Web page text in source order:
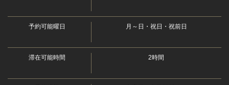
・果実酒
／山ざし酒ソーダ／ライチ酒（ロック）／ライチ酒サワー
・レモンサワー／グレープフルーツサワー／バナナサワー／白桃サ
予約可能曜日 月～日・祝日・祝前日
滞在可能時間 2時間
お店情報をコピー